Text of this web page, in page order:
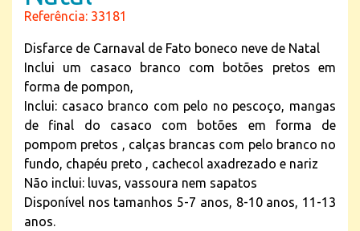
Referência: 33181
Disfarce de Carnaval de Fato boneco neve de Natal
Inclui um casaco branco com botões pretos em
forma de pompon,
Inclui: casaco branco com pelo no pescoço, mangas
de final do casaco com botões em forma de
pompom pretos , calças brancas com pelo branco no
fundo, chapéu preto , cachecol axadrezado e nariz
Não inclui: luvas, vassoura nem sapatos
Disponível nos tamanhos 5-7 anos, 8-10 anos, 11-13
anos.